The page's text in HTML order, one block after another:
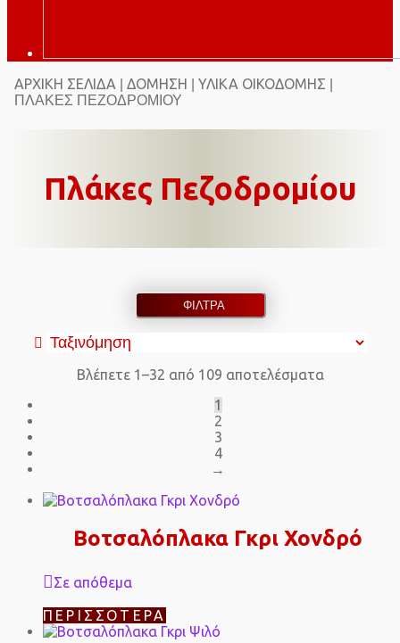
ΑΡΧΙΚΉ ΣΕΛΊΔΑ ΔΌΜΗΣΗ ΥΛΙΚΆ ΟΙΚΟΔΟΜΉΣ
ΠΛΆΚΕΣ ΠΕΖΟΔΡΟΜΊΟΥ
Πλάκες Πεζοδρομίου
ΦΙΛΤΡΑ
Βλέπετε 1–32 από 109 αποτελέσματα
1
2
3
4
→
Βοτσαλόπλακα Γκρι Χονδρό
Σε απόθεμα
ΠΕΡΙΣΣΌΤΕΡΑ